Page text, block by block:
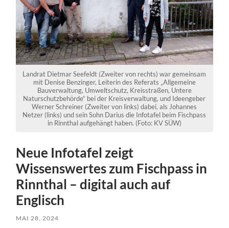
Landrat Dietmar Seefeldt (Zweiter von rechts) war gemeinsam
mit Denise Benzinger, Leiterin des Referats „Allgemeine
Bauverwaltung, Umweltschutz, Kreisstraßen, Untere
Naturschutzbehörde“ bei der Kreisverwaltung, und Ideengeber
Werner Schreiner (Zweiter von links) dabei, als Johannes
Netzer (links) und sein Sohn Darius die Infotafel beim Fischpass
in Rinnthal aufgehängt haben. (Foto: KV SÜW)
Neue Infotafel zeigt
Wissenswertes zum Fischpass in
Rinnthal – digital auch auf
Englisch
MAI 28, 2024